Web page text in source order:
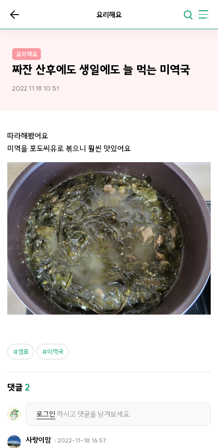
요리해요
요리해요
짜잔 산후에도 생일에도 늘 먹는 미역국
2022.11.18 10:51
따라해봤어요
미역을 포도씨유로 볶으니 훨씬 맛있어요
샘표 미역국
댓글2
로그인 하시고 댓글을 남겨보세요.
사랑이맘 2022-11-18 16:57